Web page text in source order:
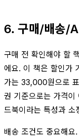
6. 구매/배송/
구매 전 확인해야 할
에요. 이 책은 할인가
가는 33,000원으로
권 기준으로는 가격이
드북이라는 특성과 소
배송 조건도 중요해